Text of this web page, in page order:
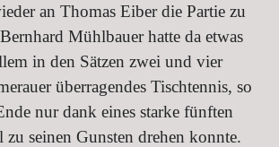
an Thomas Eiber die Partie zu
Mühlbauer hatte da etwas
in den Sätzen zwei und vier
überragendes Tischtennis, so
nur dank eines starke fünften
zu seinen Gunsten drehen konnte.